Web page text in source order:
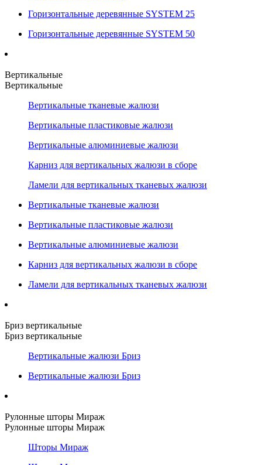
Горизонтальные деревянные SYSTEM 25
Горизонтальные деревянные SYSTEM 50
Вертикальные
Вертикальные
Вертикальные тканевые жалюзи
Вертикальные пластиковые жалюзи
Вертикальные алюминиевые жалюзи
Карниз для вертикальных жалюзи в сборе
Ламели для вертикальных тканевых жалюзи
Вертикальные тканевые жалюзи
Вертикальные пластиковые жалюзи
Вертикальные алюминиевые жалюзи
Карниз для вертикальных жалюзи в сборе
Ламели для вертикальных тканевых жалюзи
Бриз вертикальные
Бриз вертикальные
Вертикальные жалюзи Бриз
Вертикальные жалюзи Бриз
Рулонные шторы Мираж
Рулонные шторы Мираж
Шторы Мираж